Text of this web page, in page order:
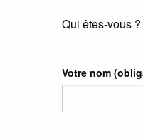
Qui êtes-vous ?
Votre nom